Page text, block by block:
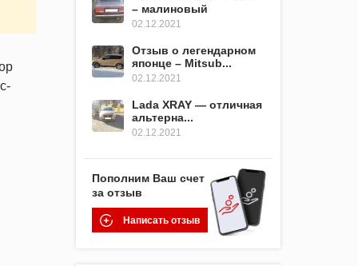
– малиновый
02.12.2021
Отзыв о легендарном
японце – Mitsub...
02.12.2021
Lada XRAY — отличная
альтерна...
02.12.2021
Пополним Ваш счет
за отзыв
Написать отзыв